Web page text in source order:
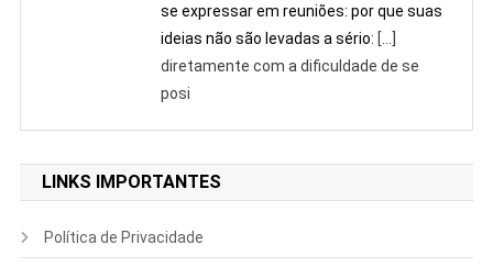
se expressar em reuniões: por que suas
ideias não são levadas a sério: […]
diretamente com a dificuldade de se
posi
LINKS IMPORTANTES
Política de Privacidade